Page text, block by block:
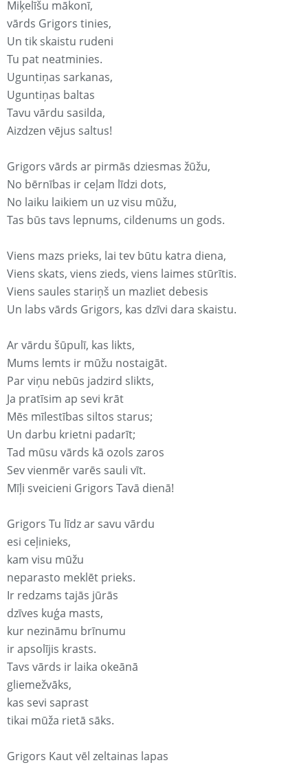
Miķelīšu mākonī,
vārds Grigors tinies,
Un tik skaistu rudeni
Tu pat neatminies.
Uguntiņas sarkanas,
Uguntiņas baltas
Tavu vārdu sasilda,
Aizdzen vējus saltus!
Grigors vārds ar pirmās dziesmas žūžu,
No bērnības ir ceļam līdzi dots,
No laiku laikiem un uz visu mūžu,
Tas būs tavs lepnums, cildenums un gods.
Viens mazs prieks, lai tev būtu katra diena,
Viens skats, viens zieds, viens laimes stūrītis.
Viens saules stariņš un mazliet debesis
Un labs vārds Grigors, kas dzīvi dara skaistu.
Ar vārdu šūpulī, kas likts,
Mums lemts ir mūžu nostaigāt.
Par viņu nebūs jadzird slikts,
Ja pratīsim ap sevi krāt
Mēs mīlestības siltos starus;
Un darbu krietni padarīt;
Tad mūsu vārds kā ozols zaros
Sev vienmēr varēs sauli vīt.
Mīļi sveicieni Grigors Tavā dienā!
Grigors Tu līdz ar savu vārdu
esi ceļinieks,
kam visu mūžu
neparasto meklēt prieks.
Ir redzams tajās jūrās
dzīves kuģa masts,
kur nezināmu brīnumu
ir apsolījis krasts.
Tavs vārds ir laika okeānā
gliemežvāks,
kas sevi saprast
tikai mūža rietā sāks.
Grigors Kaut vēl zeltainas lapas